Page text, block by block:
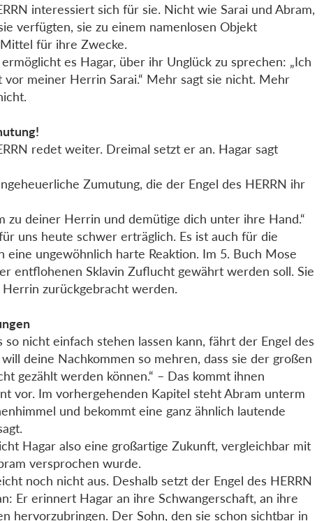
interessiert sich für sie. Nicht wie Sarai und Abram,
verfügten, sie zu einem namenlosen Objekt
für ihre Zwecke.
es Hagar, über ihr Unglück zu sprechen: „Ich
vor meiner Herrin Sarai.“ Mehr sagt sie nicht. Mehr
redet weiter. Dreimal setzt er an. Hagar sagt
Zumutung, die der Engel des HERRN ihr
zu deiner Herrin und demütige dich unter ihre Hand.“
uns heute schwer erträglich. Es ist auch für die
eine ungewöhnlich harte Reaktion. Im 5. Buch Mose
entflohenen Sklavin Zuflucht gewährt werden soll. Sie
zurückgebracht werden.
so nicht einfach stehen lassen kann, fährt der Engel des
deine Nachkommen so mehren, dass sie der großen
gezählt werden können.“ – Das kommt ihnen
vor. Im vorhergehenden Kapitel steht Abram unterm
und bekommt eine ganz ähnlich lautende
Hagar also eine großartige Zukunft, vergleichbar mit
versprochen wurde.
noch nicht aus. Deshalb setzt der Engel des HERRN
Er erinnert Hagar an ihre Schwangerschaft, an ihre
hervorzubringen. Der Sohn, den sie schon sichtbar in